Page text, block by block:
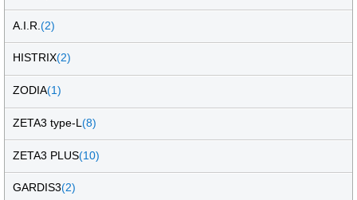
A.I.R. (2)
HISTRIX(2)
ZODIA(1)
ZETA3 type-L (8)
ZETA3 PLUS(10)
GARDIS3(2)